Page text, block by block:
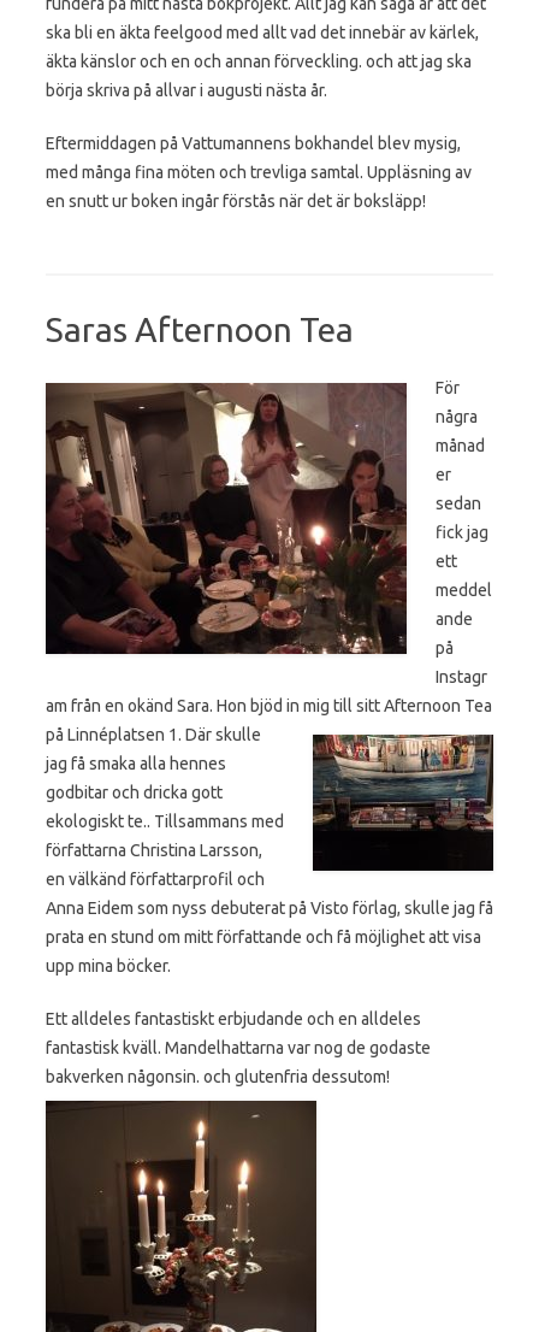
ska bli en äkta feelgood med allt vad det innebär av kärlek,
äkta känslor och en och annan förveckling. och att jag ska
börja skriva på allvar i augusti nästa år.
Eftermiddagen på Vattumannens bokhandel blev mysig,
med många fina möten och trevliga samtal. Uppläsning av
en snutt ur boken ingår förstås när det är boksläpp!
Saras Afternoon Tea
För
några
månad
er
sedan
fick jag
ett
meddel
ande
på
Instagr
am från en okänd Sara. Hon bjöd in mig till sitt Afternoon Tea
på Linnéplatsen 1. Därskulle
jag få smaka alla hennes
godbitar och dricka gott
ekologiskt te.. Tillsammans med
författarna Christina Larsson,
en välkänd författarprofil och
Anna Eidem som nyss debuterat på Visto förlag, skulle jag få
prata en stund om mitt författande och få möjlighet att visa
upp mina böcker.
Ett alldeles fantastiskt erbjudande och en alldeles
fantastisk kväll. Mandelhattarna var nog de godaste
bakverken någonsin. och glutenfria dessutom!